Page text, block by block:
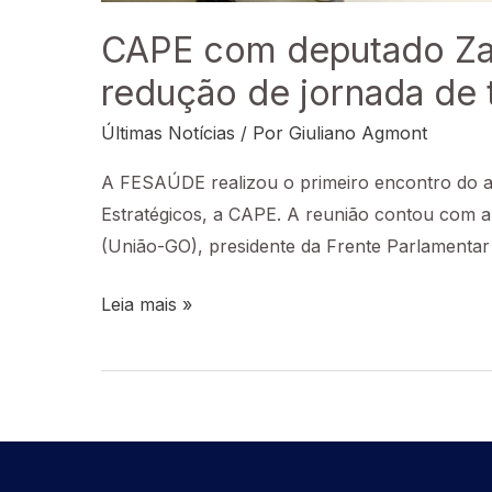
CAPE com deputado
redução de jornada de
Últimas Notícias / Por Giuliano Agmont
A FESAÚDE realizou o primeiro encontro do
Estratégicos, a CAPE. A reunião contou com
(União-GO), presidente da Frente
Leia mais »